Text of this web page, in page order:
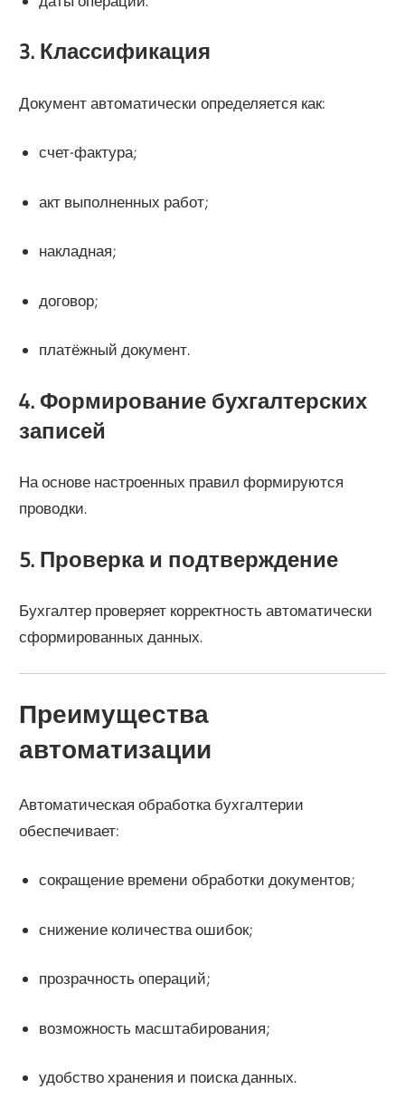
3. Классификация
Документ автоматически определяется как:
счет-фактура;
акт выполненных работ;
накладная;
договор;
платёжный документ.
4. Формирование бухгалтерских
записей
На основе настроенных правил формируются
проводки.
5. Проверка и подтверждение
Бухгалтер проверяет корректность автоматически
сформированных данных.
Преимущества
автоматизации
Автоматическая обработка бухгалтерии
обеспечивает:
сокращение времени обработки документов;
снижение количества ошибок;
прозрачность операций;
возможность масштабирования;
удобство хранения и поиска данных.